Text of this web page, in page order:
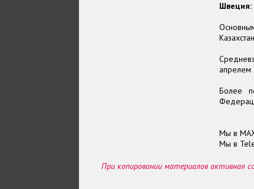
Швеция:
апрелем
Более
Мы в
Мы в
При копировании материалов активная